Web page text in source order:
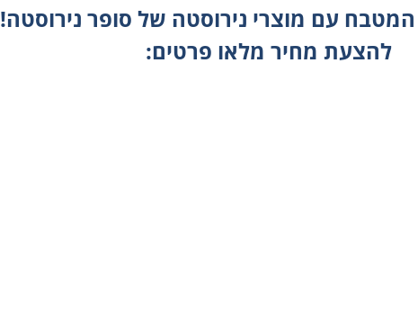
עם מוצרי נירוסטה של סופר נירוסטה!
להצעת מחיר מלאו פרטים: